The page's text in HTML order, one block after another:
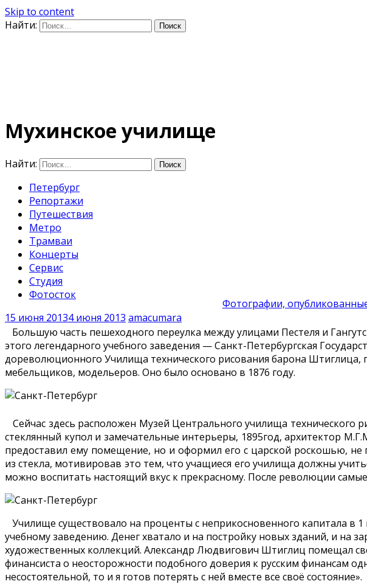
Skip to content
Найти:
Мухинское училище
Найти:
Петербург
Репортажи
Путешествия
Метро
Трамваи
Концерты
Сервис
Студия
Фотосток
15 июня 20134 июня 2013 amacumara
Фотографии,
Большую часть пешеходного переулка между улицами Пестеля и
этого легендарного учебного заведения — Санкт-Петербургская
дореволюционного Училища технического рисования барона
мебельщиков, модельеров. Оно было основано в 1876 году.
Сейчас здесь расположен Музей Центрального училища технического
стеклянный купол и замечательные интерьеры, 1895год, архитектор
предоставил ему помещение, но и оформил его с царской роскошью,
из стекла, мотивировав это тем, что учащиеся его училища должны
можно воспитать настоящий вкус к прекрасному. После революции
Училище существовало на проценты с неприкосновенного капитала в
учебному заведению. Денег хватало и на постройку новых зданий, и на
художественных коллекций. Александр Людвигович Штиглиц помещал
финансиста о неосторожности подобного доверия к русским финансам
несостоятельной, то и я готов потерять с ней вместе все своё состояние».